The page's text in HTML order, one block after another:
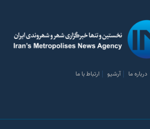
درباره ما آرشیو ارتباط با ما